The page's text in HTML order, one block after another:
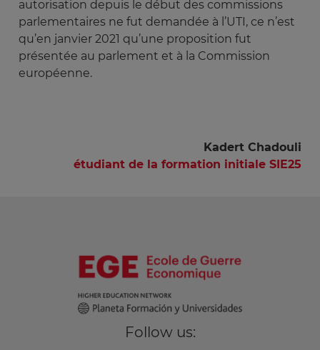
autorisation depuis le début des commissions
parlementaires ne fut demandée à l’UTI, ce n’est
qu’en janvier 2021 qu’une proposition fut
présentée au parlement et à la Commission
européenne.
Kadert Chadouli
étudiant de la formation initiale SIE25
Follow us: